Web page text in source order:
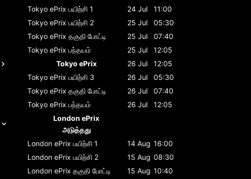
Tokyo ePrix பயிற்சி 1 24 Jul
11:00
Tokyo ePrix பயிற்சி 2 25 Jul
05:30
Tokyo ePrix தகுதி போட்டி 25 Jul
07:40
Tokyo ePrix பந்தயம் 25 Jul
12:05
Tokyo ePrix
26 Jul
12:05
Tokyo ePrix பயிற்சி 3 26 Jul
05:30
Tokyo ePrix தகுதி போட்டி 26 Jul
07:40
Tokyo ePrix பந்தயம் 26 Jul
12:05
London ePrix
அடுத்தது
London ePrix பயிற்சி 1 14 Aug 16:00
London ePrix பயிற்சி 2 15 Aug 08:30
London ePrix தகுதி போட்டி 15 Aug 10:40